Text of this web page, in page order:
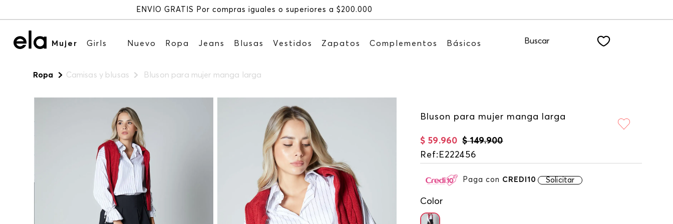
Recibe: 15%OFF suscribiéndote a nuestro NEWSLETTER
Mujer Girls Nuevo Ropa Jeans Blusas Vestidos Zapatos Complementos Básicos Buscar
Ropa Camisas y blusas Bluson para mujer manga larga
Bluson para mujer manga larga
$ 149.900
$ 59.960
Ref: E222456
Paga con CREDI10 Solicitar
Color